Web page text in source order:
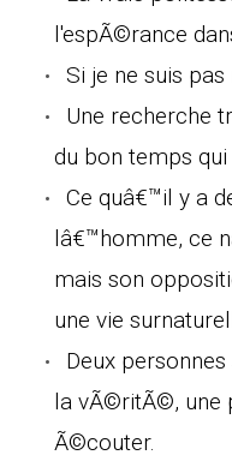
l'espÃ©rance
Si je ne suis
Une recherche
du bon temps qui
Ce quâ€™il y a
lâ€™homme, ce
mais son
une vie
Deux
la vÃ©ritÃ©, une
Ã©couter.